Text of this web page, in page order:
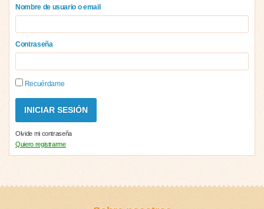
Nombre de usuario o email
Contraseña
Recuérdame
Olvide mi contraseña
Quiero registrarme